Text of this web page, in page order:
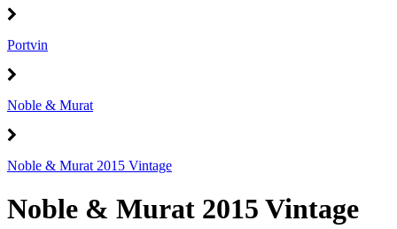
Portvin
Noble & Murat
Noble & Murat 2015 Vintage
Noble & Murat 2015 Vintage